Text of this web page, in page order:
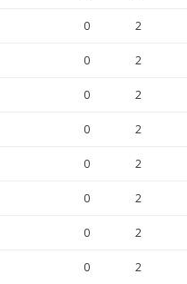
0 2
0 2
0 2
0 2
0 2
0 2
0 2
0 2